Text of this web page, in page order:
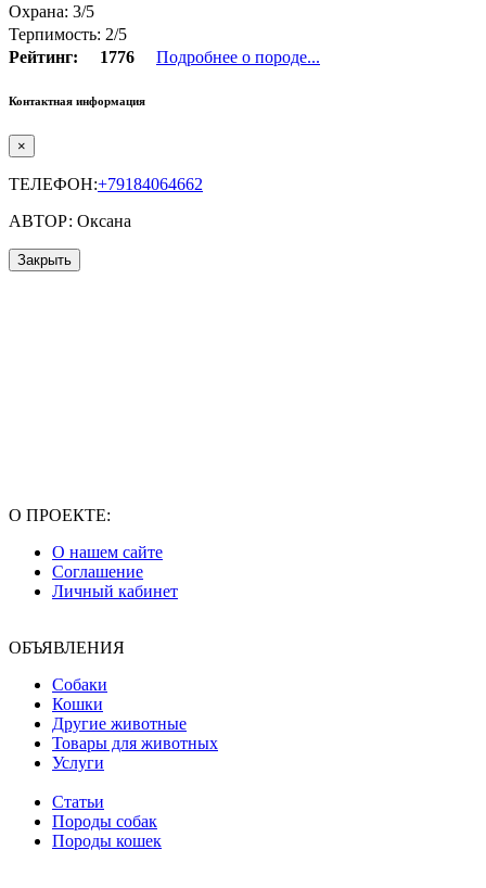
Охрана: 3/5
Терпимость: 2/5
Рейтинг:
1776 Подробнее о породе...
Контактная информация
×
ТЕЛЕФОН:+79184064662
АВТОР: Оксана
Закрыть
О ПРОЕКТЕ:
О нашем сайте
Соглашение
Личный кабинет
ОБЪЯВЛЕНИЯ
Собаки
Кошки
Другие животные
Товары для животных
Услуги
Статьи
Породы собак
Породы кошек